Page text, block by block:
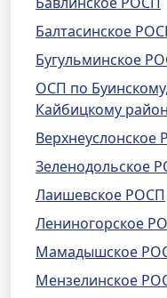
Балтасинское
Бугульминское
ОСП по
Кайбицкому
Верхнеуслонское
Зеленодольское
Лаишевское РОСП
Лениногорское
Мамадышское
Мензелинское